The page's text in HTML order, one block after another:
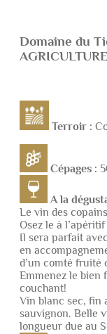
Domaine du
Terroir :
Cépages :
A la
Le vin des
Osez le à
Il sera parfait
en
d’un comté fruité
Emmenez le bien
couchant!
Vin blanc sec, fin
sauvignon. Belle
longueur due au